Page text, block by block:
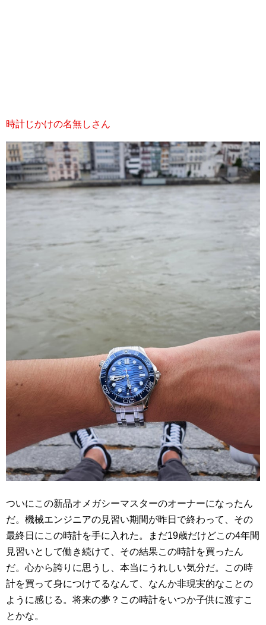
時計じかけの名無しさん
ついにこの新品オメガシーマスターのオーナーになったん
だ。機械エンジニアの見習い期間が昨日で終わって、その
最終日にこの時計を手に入れた。まだ19歳だけどこの4年間
見習いとして働き続けて、その結果この時計を買ったん
だ。心から誇りに思うし、本当にうれしい気分だ。この時
計を買って身につけてるなんて、なんか非現実的なことの
ように感じる。将来の夢？この時計をいつか子供に渡すこ
とかな。